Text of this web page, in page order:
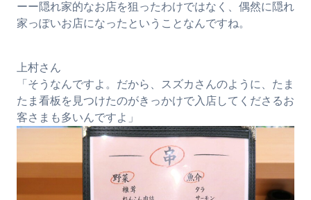
ーー隠れ家的なお店を狙ったわけではなく、偶然に隠れ
家っぽいお店になったということなんですね。
上村さん
「そうなんですよ。だから、スズカさんのように、たま
たま看板を見つけたのがきっかけで入店してくださるお
客さまも多いんですよ」